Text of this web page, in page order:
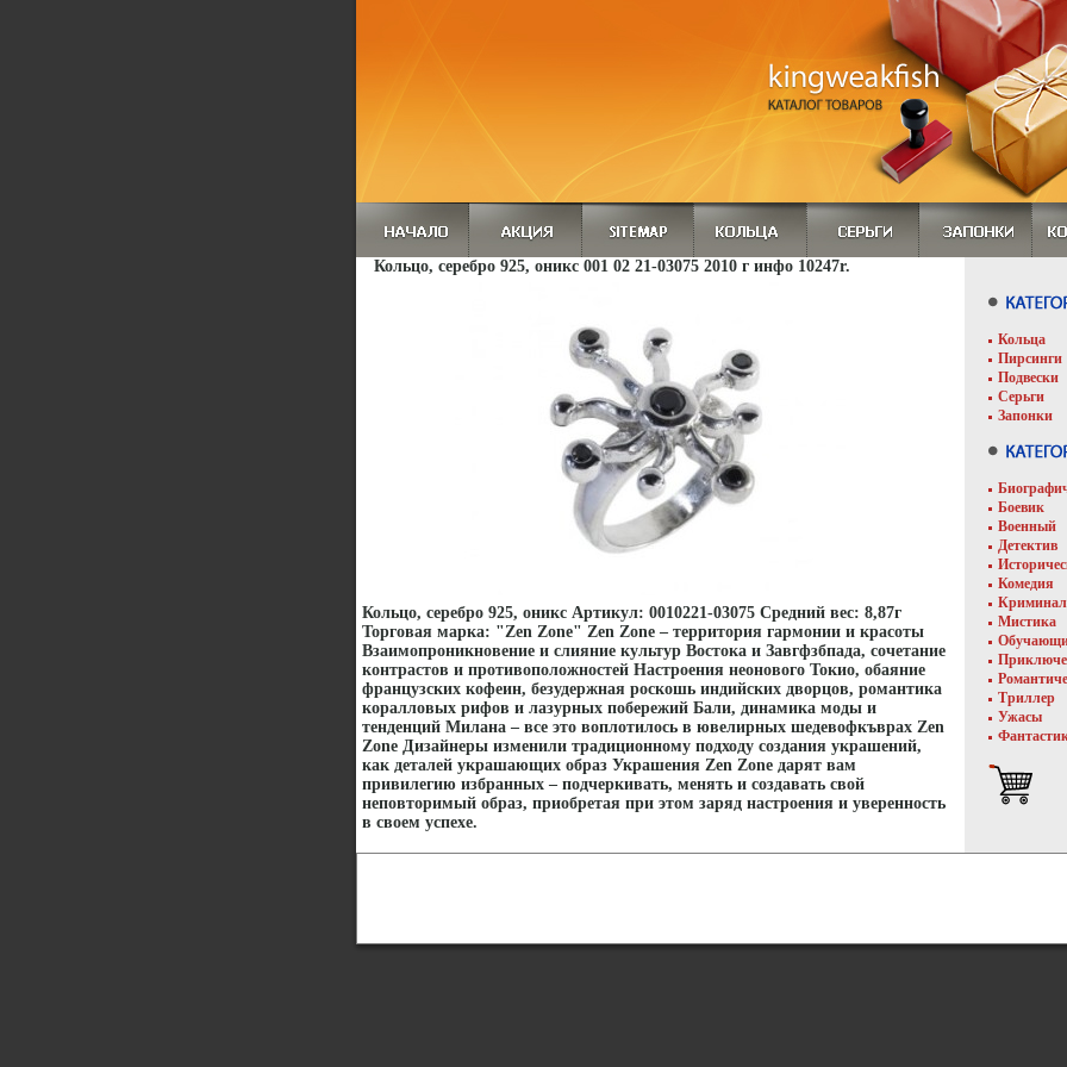
Кольцо, серебро 925, оникс 001 02 21-03075 2010 г инфо 10247r.
Кольцо, серебро 925, оникс Артикул: 0010221-03075 Средний вес: 8,87г
Торговая марка: "Zen Zone" Zen Zone – территория гармонии и красоты
Взаимопроникновение и слияние культур Востока и Завгфзбпада, сочетание
контрастов и противоположностей Настроения неонового Токио, обаяние
французских кофеин, безудержная роскошь индийских дворцов, романтика
коралловых рифов и лазурных побережий Бали, динамика моды и
тенденций Милана – все это воплотилось в ювелирных шедевофкъврах Zen
Zone Дизайнеры изменили традиционному подходу создания украшений,
как деталей украшающих образ Украшения Zen Zone дарят вам
привилегию избранных – подчеркивать, менять и создавать свой
неповторимый образ, приобретая при этом заряд настроения и уверенность
в своем успехе.
Кольца
Пирсинги
Подвески
Серьги
Запонки
Боевик
Военный
Детектив
Комедия
Мистика
Триллер
Ужасы